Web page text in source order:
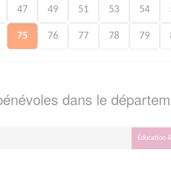
47 49 51 53 54
75 76 77 78 79
dans le
Éducation